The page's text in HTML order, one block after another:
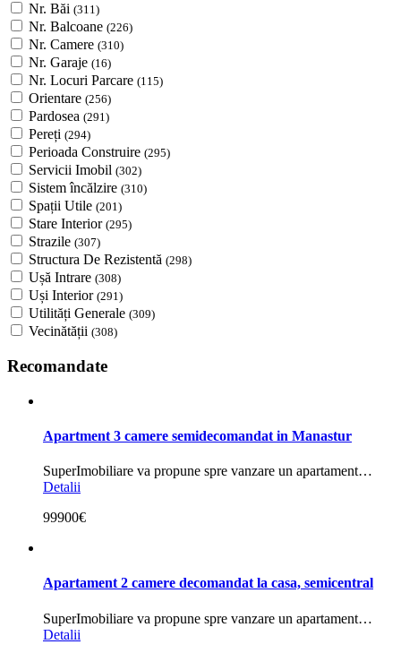
Nr. Băi (311)
Nr. Balcoane (226)
Nr. Camere (310)
Nr. Garaje (16)
Nr. Locuri Parcare (115)
Orientare (256)
Pardosea (291)
Pereți (294)
Perioada Construire (295)
Servicii Imobil (302)
Sistem încălzire (310)
Spații Utile (201)
Stare Interior (295)
Strazile (307)
Structura De Rezistentă (298)
Ușă Intrare (308)
Uși Interior (291)
Utilități Generale (309)
Vecinătății (308)
Recomandate
Apartment 3 camere semidecomandat in Manastur
SuperImobiliare va propune spre vanzare un apartament…
Detalii
99900€
Apartament 2 camere decomandat la casa, semicentral
SuperImobiliare va propune spre vanzare un apartament…
Detalii